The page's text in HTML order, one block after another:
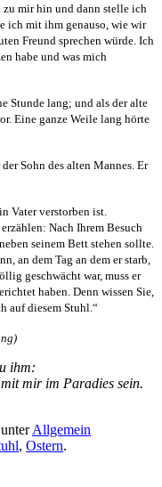
zu mir hin und dann stelle ich
ich mit ihm genauso, wie wir
Freund sprechen würde. Ich
habe und was mich
Stunde lang; und als der alte
Eine ganze Weile lang hörte
Sohn des alten Mannes. Er
Vater verstorben ist.
Nach Ihrem Besuch
seinem Bett stehen sollte.
an dem Tag an dem er starb,
geschwächt war, muss er
haben. Denn wissen Sie,
auf diesem Stuhl.“
ihm:
mir im Paradies sein.
unterAllgemein
, Ostern.